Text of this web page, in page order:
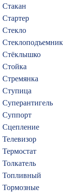
Стакан
Стартер
Стекло
Стеклоподъемник
Стёклышко
Стойка
Стремянка
Ступица
Суперантигель
Суппорт
Сцепление
Телевизор
Термостат
Толкатель
Топливный
Тормозные